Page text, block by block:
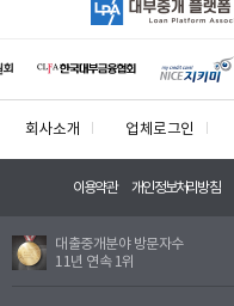
회사소개 업체로그인
이용약관 개인정보처리방침
대출중개분야 방문자수
11년 연속 1위